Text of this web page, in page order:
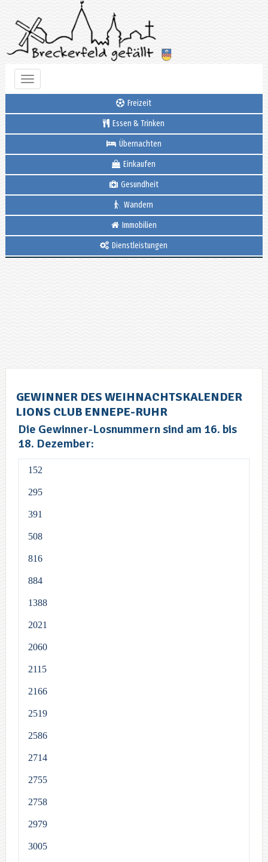
Toggle
navigation
Freizeit
Essen & Trinken
Übernachten
Einkaufen
Gesundheit
Wandern
Immobilien
Dienstleistungen
GEWINNER DES WEIHNACHTSKALENDER
LIONS CLUB ENNEPE-RUHR
Die Gewinner-Losnummern sind am 16. bis
18. Dezember:
152
295
391
508
816
884
1388
2021
2060
2115
2166
2519
2586
2714
2755
2758
2979
3005